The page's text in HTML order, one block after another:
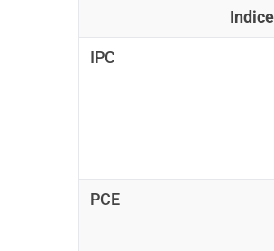
Indice
IPC
PCE